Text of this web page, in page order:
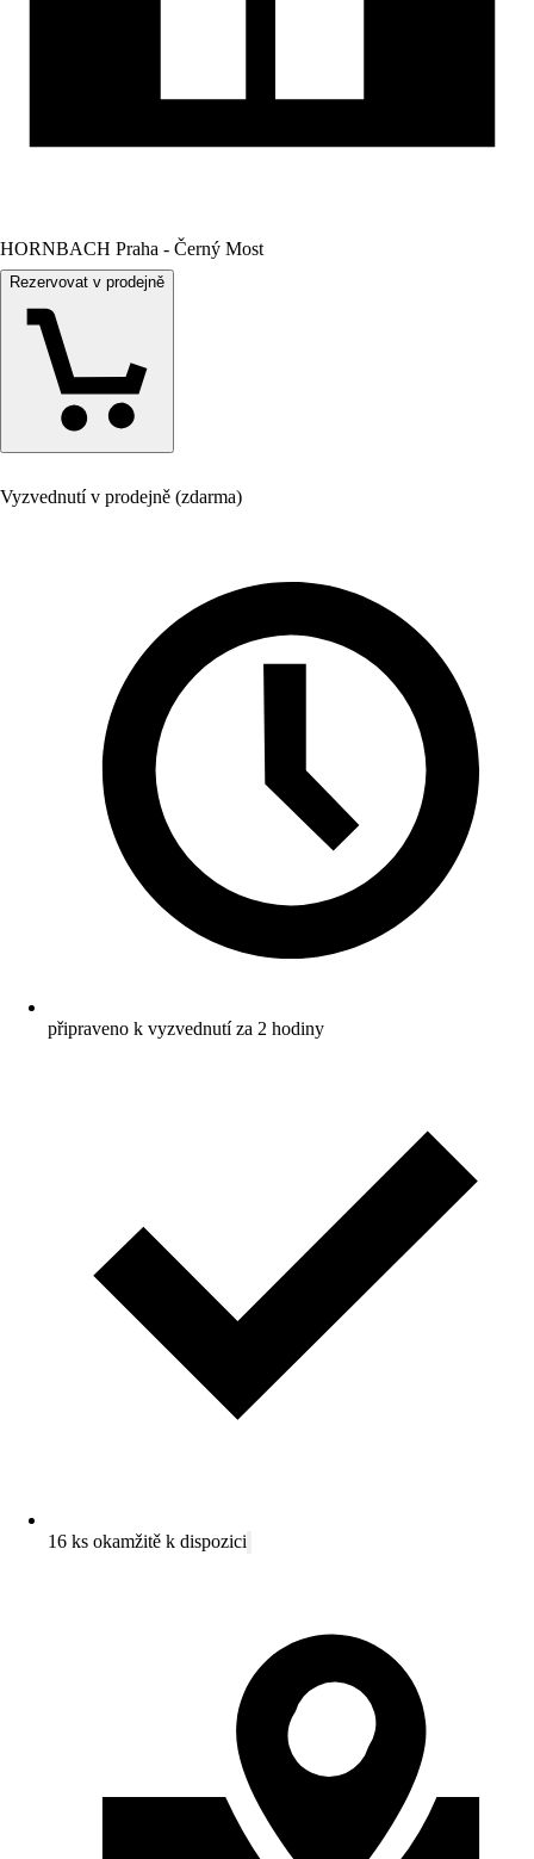
HORNBACH Praha - Černý Most
Rezervovat v prodejně
Vyzvednutí v prodejně (zdarma)
připraveno k vyzvednutí za 2 hodiny
16 ks okamžitě k dispozici